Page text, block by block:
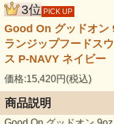
3位 PICK UP
Good On グッドオン
ランジップフードス
ス P-NAVY ネイビー
価格:15,420円(税込)
商品説明